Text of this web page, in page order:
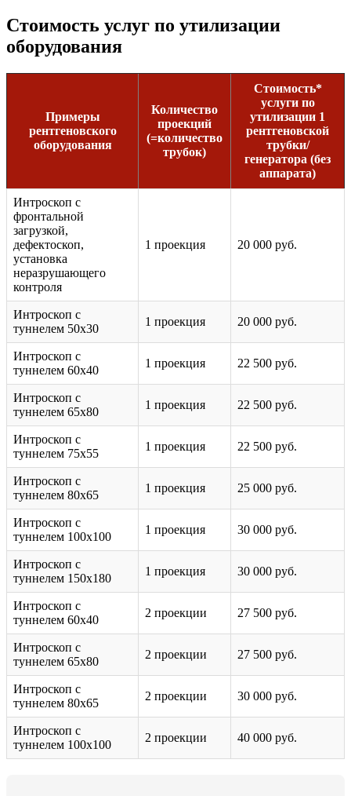
Стоимость услуг по утилизации
оборудования
Примеры
рентгеновского
оборудования
Количество
проекций
(=количество
трубок)
Стоимость*
услуги по
утилизации 1
рентгеновской
трубки/
генератора (без
аппарата)
Интроскоп с
фронтальной
загрузкой,
дефектоскоп,
установка
неразрушающего
контроля
1 проекция 20 000 руб.
Интроскоп с
туннелем 50х30
1 проекция 20 000 руб.
Интроскоп с
туннелем 60х40
1 проекция 22 500 руб.
Интроскоп с
туннелем 65х80
1 проекция 22 500 руб.
Интроскоп с
туннелем 75х55
1 проекция 22 500 руб.
Интроскоп с
туннелем 80х65
1 проекция 25 000 руб.
Интроскоп с
туннелем 100х100
1 проекция 30 000 руб.
Интроскоп с
туннелем 150х180
1 проекция 30 000 руб.
Интроскоп с
туннелем 60х40
2 проекции 27 500 руб.
Интроскоп с
туннелем 65х80
2 проекции 27 500 руб.
Интроскоп с
туннелем 80х65
2 проекции 30 000 руб.
Интроскоп с
туннелем 100х100
2 проекции 40 000 руб.